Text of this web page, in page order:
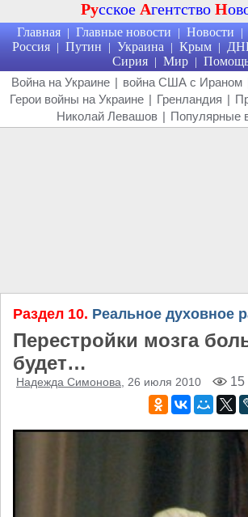
Русское Агентство Н
Главная | Главные новости | Новости |
Россия | Путин | Украина | Крым |
Сирия | Мир |
Война на Украине | война США с Ираном
Герои войны на Украине | Гренландия |
Николай Левашов | Популярные
Раздел 10. Реальное духовное
Перестройки мозга
будет…
Надежда Симонова , 26 июля 2010 15